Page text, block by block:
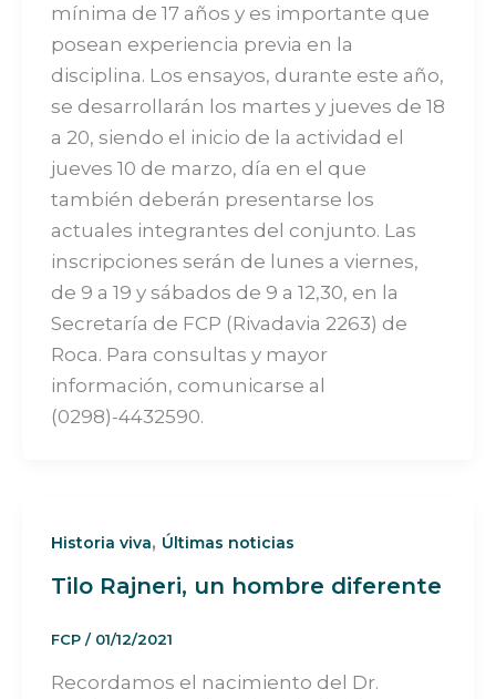
mínima de 17 años y es importante que
posean experiencia previa en la
disciplina. Los ensayos, durante este año,
se desarrollarán los martes y jueves de 18
a 20, siendo el inicio de la actividad el
jueves 10 de marzo, día en el que
también deberán presentarse los
actuales integrantes del conjunto. Las
inscripciones serán de lunes a viernes,
de 9 a 19 y sábados de 9 a 12,30, en la
Secretaría de FCP (Rivadavia 2263) de
Roca. Para consultas y mayor
información, comunicarse al
(0298)-4432590.
Historia viva, Últimas noticias
Tilo Rajneri, un hombre diferente
FCP / 01/12/2021
Recordamos el nacimiento del Dr.